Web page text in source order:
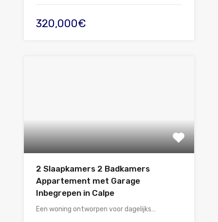
320,000€
2 Slaapkamers 2 Badkamers
Appartement met Garage
Inbegrepen in Calpe
Een woning ontworpen voor dagelijks…